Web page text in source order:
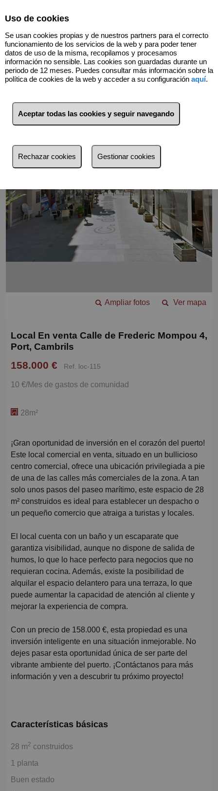
Volver
Ver mapa
Ampliar fotos
Local En venta Calle de Frederic Mompou 4,
Port, Cambrils
158.000 € Ref. loc-115
10 €/Mes de gastos de comunidad
28m²
¡Gran oportunidad de inversión en el corazón del puerto!
Este local comercial en venta, situado en un bullicioso
centro comercial, ofrece una ubicación privilegiada a pie
de una de las calles más comerciales de la zona. A tan
solo unos pasos del paseo marítimo, este espacio de 28
m² construidos es ideal para establecer un despacho o
un pequeño comercio que atraiga a turistas y locales.
El local cuenta con un baño y un escaparate que
garantiza visibilidad, aunque no dispone de salida de
humos, lo que lo hace perfecto para negocios que no
requieran cocina. Además, existe la posibilidad de
alquilar el espacio delantero para una terraza, lo que
puede aumentar la capacidad de atención al cliente y
mejorar la experiencia de compra.
Con un precio de 158.000 €, esta propiedad es una
inversión inteligente en una situación inmejorable. No
dejes pasar esta oportunidad única de ser parte del
vibrante ambiente del puerto. ¡Contáctanos para más
información y ven a descubrir tu próximo proyecto!
Características básicas
28 m2 construidos
1 planta
Buen estado
Uso de cookies
Se usan cookies propias y de nuestros partners para el correcto
funcionamiento de los servicios de la web y para poder tener
datos de uso de la misma, recopilamos y procesamos
información no sensible. Las cookies son guardadas durante un
periodo de 12 meses. Puedes consultar más información sobre la
política de cookies de la web y acceder a su configuración aquí.
Aceptar todas las cookies y seguir navegando
Rechazar cookies Gestionar cookies